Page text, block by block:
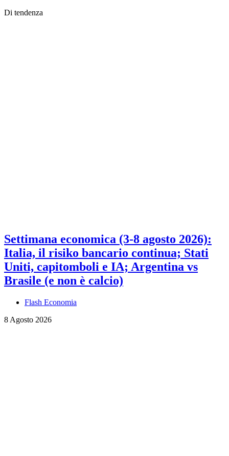
Di tendenza
Settimana economica (3-8 agosto 2026):
Italia, il risiko bancario continua; Stati
Uniti, capitomboli e IA; Argentina vs
Brasile (e non è calcio)
Flash Economia
8 Agosto 2026